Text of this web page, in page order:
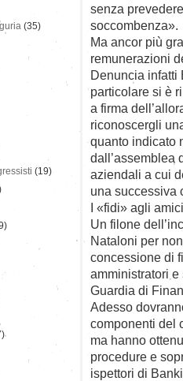
senza
soccombenza».
Ma ancor più
remunerazioni
Denuncia infatti
particolare si è
a firma
riconoscergli
quanto indicato
dall’assemblea
aziendali a cui
una successiva
I «fidi» agli amici
Un filone
Nataloni per
concessione di
amministratori
Guardia di
Adesso
componenti del
ma hanno
procedure e
ispettori di
(35)
(19)